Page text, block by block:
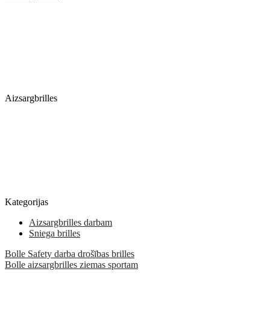
Aizsargbrilles
Kategorijas
Aizsargbrilles darbam
Sniega brilles
Bolle Safety darba drošības brilles
Bolle aizsargbrilles ziemas sportam